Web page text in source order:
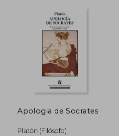
Apologia de Socrates
Platón (Filósofo)